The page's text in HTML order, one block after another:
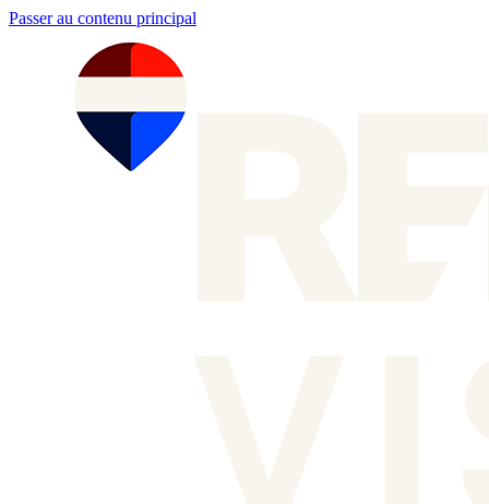
Passer au contenu principal